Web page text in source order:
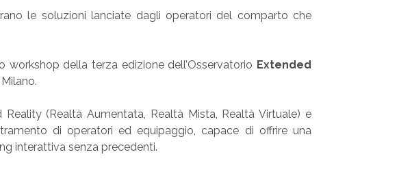
le soluzioni lanciate dagli operatori del comparto che
della terza edizione dell’Osservatorio Extended
(Realtà Aumentata, Realtà Mista, Realtà Virtuale) e
di operatori ed equipaggio, capace di offrire una
interattiva senza precedenti.